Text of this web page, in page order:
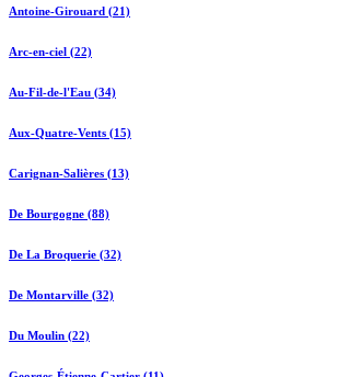
Antoine-Girouard (21)
Arc-en-ciel (22)
Au-Fil-de-l'Eau (34)
Aux-Quatre-Vents (15)
Carignan-Salières (13)
De Bourgogne (88)
De La Broquerie (32)
De Montarville (32)
Du Moulin (22)